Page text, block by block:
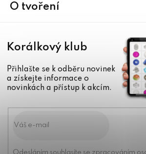
O tvoření
Korálkový klub
Přihlašte se k odběru novinek
a získejte informace o
novinkách a přístup k akcím.
Odesláním souhlasíte se zpracováním